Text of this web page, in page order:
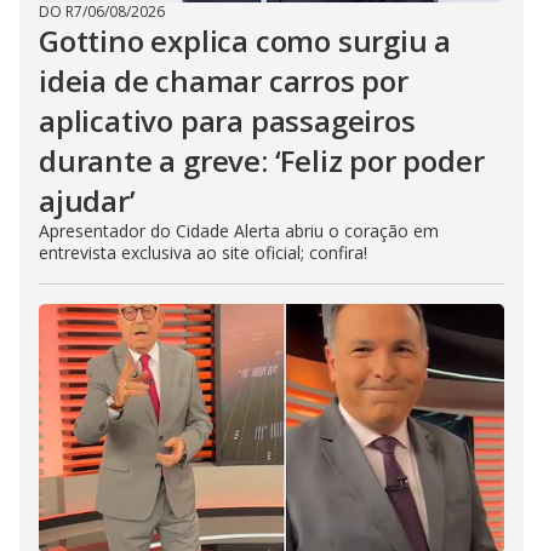
DO R7/06/08/2026
Gottino explica como surgiu a
ideia de chamar carros por
aplicativo para passageiros
durante a greve: ‘Feliz por poder
ajudar’
Apresentador do Cidade Alerta abriu o coração em
entrevista exclusiva ao site oficial; confira!